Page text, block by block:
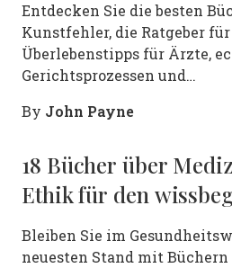
Entdecken Sie die besten
Kunstfehler, die Ratgeber
Überlebenstipps für Ärzte,
Gerichtsprozessen und…
By John Payne
18 Bücher über
Ethik für den
Bleiben Sie im
neuesten Stand mit